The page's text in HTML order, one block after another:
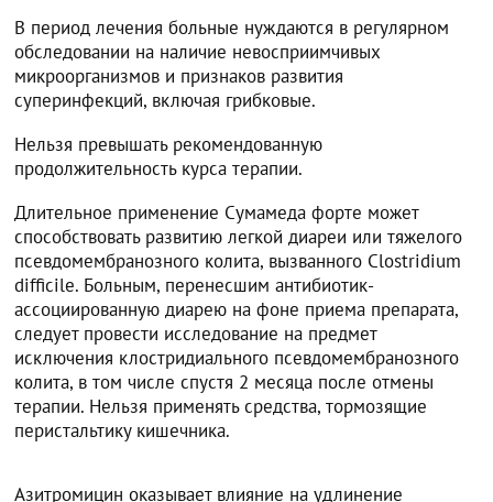
В период лечения больные нуждаются в регулярном
обследовании на наличие невосприимчивых
микроорганизмов и признаков развития
суперинфекций, включая грибковые.
Нельзя превышать рекомендованную
продолжительность курса терапии.
Длительное применение Сумамеда форте может
способствовать развитию легкой диареи или тяжелого
псевдомембранозного колита, вызванного Clostridium
difficile. Больным, перенесшим антибиотик-
ассоциированную диарею на фоне приема препарата,
следует провести исследование на предмет
исключения клостридиального псевдомембранозного
колита, в том числе спустя 2 месяца после отмены
терапии. Нельзя применять средства, тормозящие
перистальтику кишечника.
Азитромицин оказывает влияние на удлинение